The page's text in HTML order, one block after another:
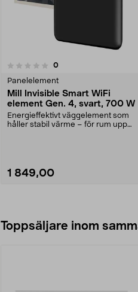
0recensioner
Panelelement
Mill Invisible Smart WiFi
element Gen. 4, svart, 700 W
Energieffektivt väggelement som
håller stabil värme – för rum upp
1 849,00
0.0 av 5 stjärnor
Toppsäljare inom